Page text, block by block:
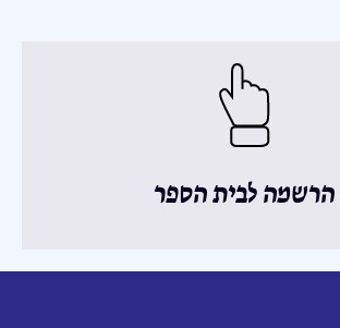
הרשמה לבית הספר